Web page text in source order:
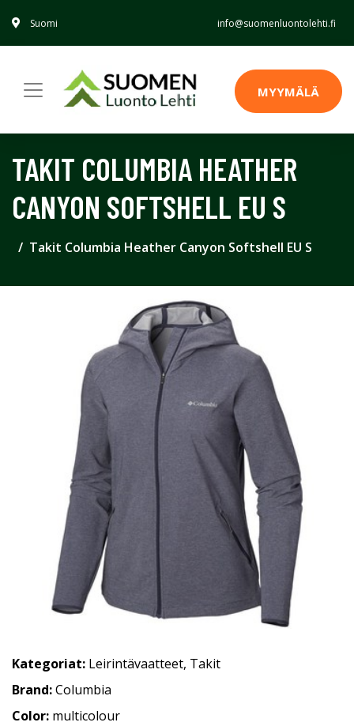
Suomi info@suomenluontolehti.fi
MYYMÄLÄ
TAKIT COLUMBIA HEATHER
CANYON SOFTSHELL EU S
Takit Columbia Heather Canyon Softshell EU S
Kategoriat: Leirintävaatteet, Takit
Brand:Columbia
Color: multicolour